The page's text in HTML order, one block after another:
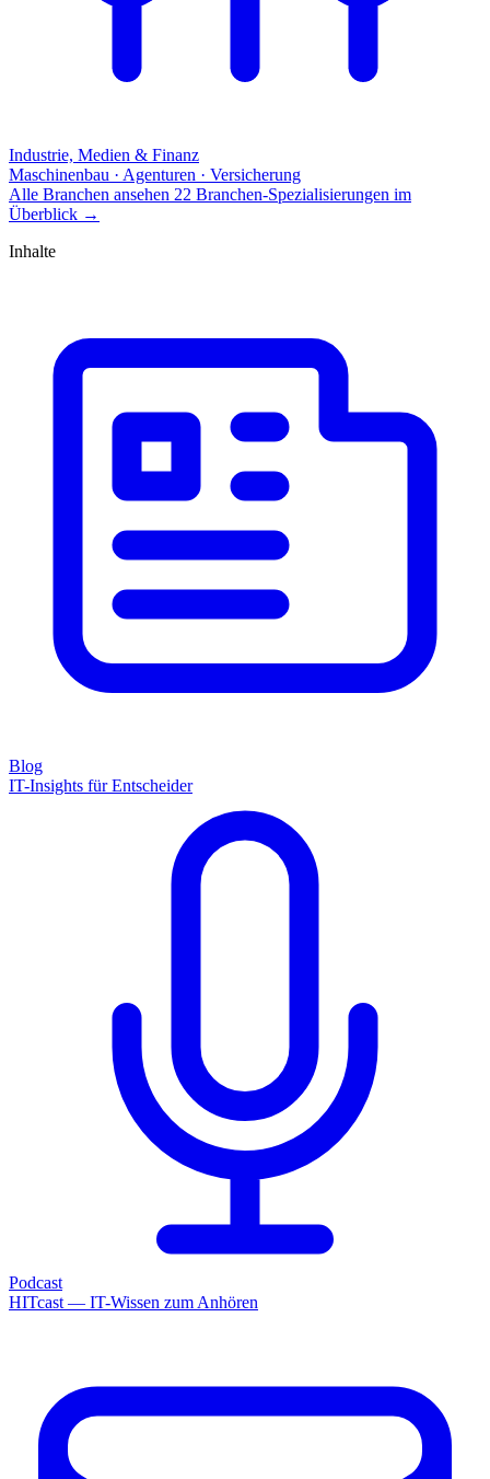
Industrie, Medien & Finanz
Maschinenbau · Agenturen · Versicherung
Alle Branchen ansehen 22 Branchen-Spezialisierungen im
Überblick →
Inhalte
Blog
IT-Insights für Entscheider
Podcast
HITcast — IT-Wissen zum Anhören